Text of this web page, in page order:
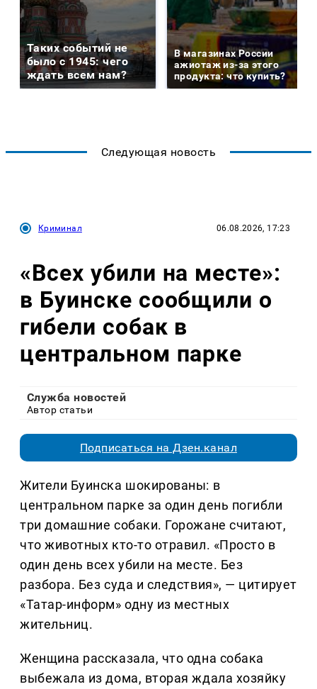
Таких событий не
было с 1945: чего
ждать всем нам?
В магазинах России
ажиотаж из-за этого
продукта: что купить?
Следующая новость
Криминал 06.08.2026, 17:23
«Всех убили на месте»:
в Буинске сообщили о
гибели собак в
центральном парке
Служба новостей
Автор статьи
Подписаться на Дзен.канал
Жители Буинска шокированы: в
центральном парке за один день погибли
три домашние собаки. Горожане считают,
что животных кто-то отравил. «Просто в
один день всех убили на месте. Без
разбора. Без суда и следствия», — цитирует
«Татар-информ» одну из местных
жительниц.
Женщина рассказала, что одна собака
выбежала из дома, вторая ждала хозяйку